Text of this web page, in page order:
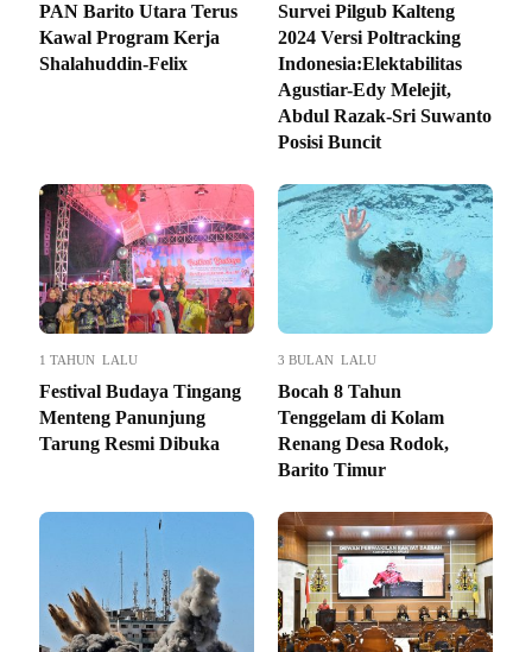
PAN Barito Utara Terus
Kawal Program Kerja
Shalahuddin-Felix
Survei Pilgub Kalteng
2024 Versi Poltracking
Indonesia:Elektabilitas
Agustiar-Edy Melejit,
Abdul Razak-Sri Suwanto
Posisi Buncit
1 TAHUN LALU
Festival Budaya Tingang
Menteng Panunjung
Tarung Resmi Dibuka
3 BULAN LALU
Bocah 8 Tahun
Tenggelam di Kolam
Renang Desa Rodok,
Barito Timur